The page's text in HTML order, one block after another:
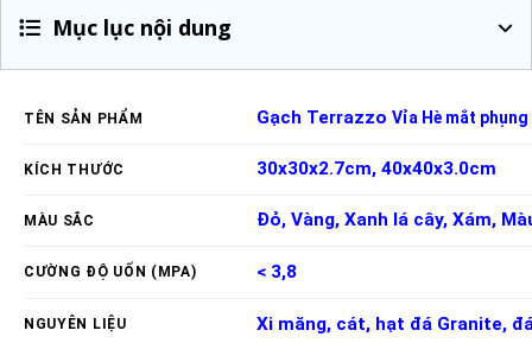
Mục lục nội dung
TÊN SẢN PHẨM Gạch Terrazzo Vỉa Hè mắt
KÍCH THƯỚC 30x30x2.7cm, 40x40x3.0cm
MÀU SẮC Đỏ, Vàng, Xanh lá cây, Xám,
CƯỜNG ĐỘ UỐN (MPA) < 3,8
NGUYÊN LIỆU Xi măng, cát, hạt đá Granite,